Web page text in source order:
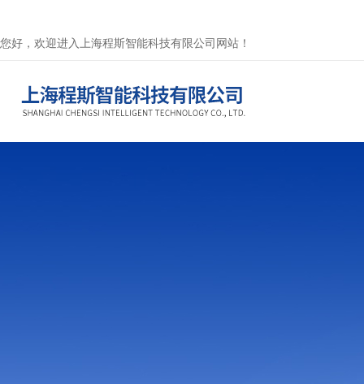
您好，欢迎进入上海程斯智能科技有限公司网站！